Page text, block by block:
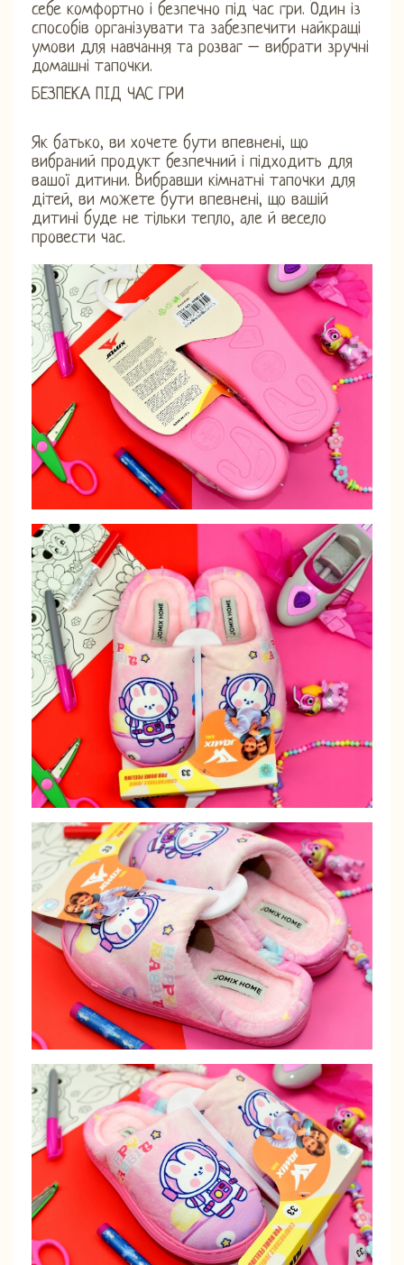
себе комфортно і безпечно під час гри. Один із
способів організувати та забезпечити найкращі
умови для навчання та розваг – вибрати зручні
домашні тапочки.
БЕЗПЕКА ПІД ЧАС ГРИ
Як батько, ви хочете бути впевнені, що
вибраний продукт безпечний і підходить для
вашої дитини. Вибравши кімнатні тапочки для
дітей, ви можете бути впевнені, що вашій
дитині буде не тільки тепло, але й весело
провести час.